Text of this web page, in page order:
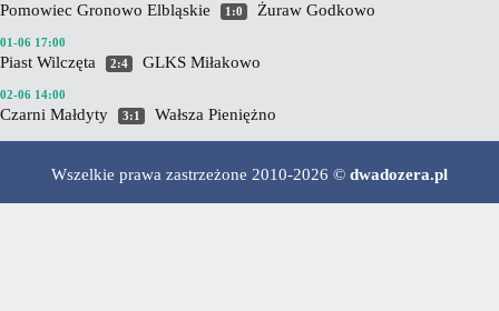
Pomowiec Gronowo Elbląskie 1:0 Żuraw Godkowo
01-06 17:00
Piast Wilczęta 2:4 GLKS Miłakowo
02-06 14:00
Czarni Małdyty 3:1 Wałsza Pieniężno
Wszelkie prawa zastrzeżone 2010-2026 © dwadozera.pl